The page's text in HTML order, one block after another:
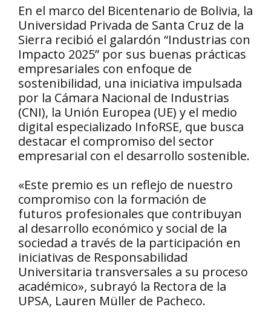
En el marco del Bicentenario de Bolivia, la
Universidad Privada de Santa Cruz de la
Sierra recibió el galardón “Industrias con
Impacto 2025” por sus buenas prácticas
empresariales con enfoque de
sostenibilidad, una iniciativa impulsada
por la Cámara Nacional de Industrias
(CNI), la Unión Europea (UE) y el medio
digital especializado InfoRSE, que busca
destacar el compromiso del sector
empresarial con el desarrollo sostenible.
«Este premio es un reflejo de nuestro
compromiso con la formación de
futuros profesionales que contribuyan
al desarrollo económico y social de la
sociedad a través de la participación en
iniciativas de Responsabilidad
Universitaria transversales a su proceso
académico», subrayó la Rectora de la
UPSA, Lauren Müller de Pacheco.